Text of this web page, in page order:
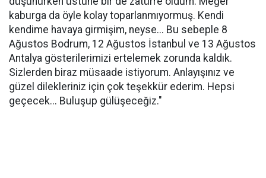
kaburga da öyle kolay toparlanmıyormuş. Kendi
kendime havaya girmişim, neyse... Bu sebeple 8
Ağustos Bodrum, 12 Ağustos İstanbul ve 13 Ağustos
Antalya gösterilerimizi ertelemek zorunda kaldık.
Sizlerden biraz müsaade istiyorum. Anlayışınız ve
güzel dilekleriniz için çok teşekkür ederim. Hepsi
geçecek... Buluşup gülüşeceğiz."